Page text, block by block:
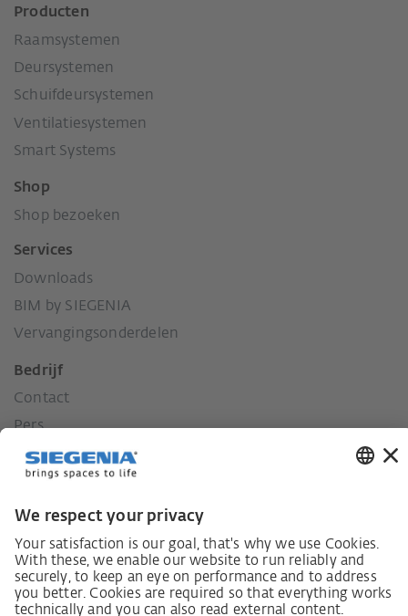
Producten
Raamsystemen
Deursystemen
Schuifdeursystemen
Ventilatiesystemen
Smart Systems
Shop
Shop bezoeken
Services
Downloads
BIM by SIEGENIA
Vervangingsonderdelen
Bedrijf
Contact
Pers
Geschiedenis
Onze waarden
Sociaal engagement